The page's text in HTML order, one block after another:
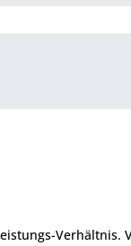
Verhältnis.